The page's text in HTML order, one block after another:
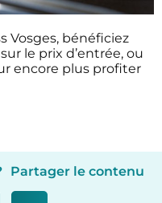
Vosges, bénéficiez
le prix d’entrée, ou
encore plus profiter
Partager le contenu